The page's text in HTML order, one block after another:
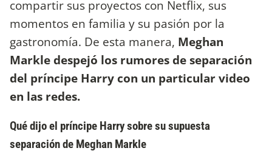
compartir sus proyectos con Netflix, sus
momentos en familia y su pasión por la
gastronomía. De esta manera, Meghan
Markle despejó los rumores de separación
del príncipe Harry con un particular video
en las redes.
Qué dijo el príncipe Harry sobre su supuesta
separación de Meghan Markle